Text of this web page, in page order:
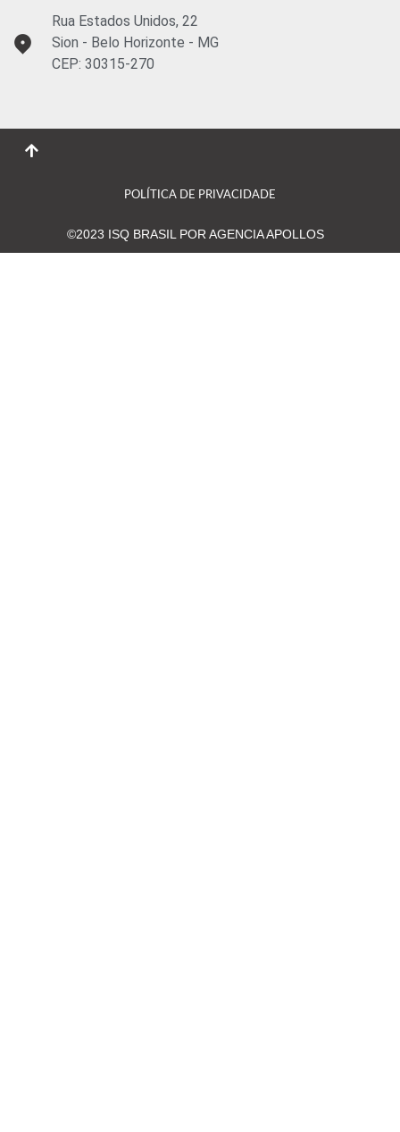
Rua Estados Unidos, 22
Sion - Belo Horizonte - MG
CEP: 30315-270
POLÍTICA DE PRIVACIDADE
©2023 ISQ BRASIL POR AGENCIA APOLLOS